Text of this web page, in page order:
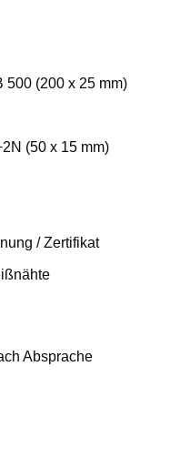
500 (200 x 25 mm)
(50 x 15 mm)
/ Zertifikat
Absprache